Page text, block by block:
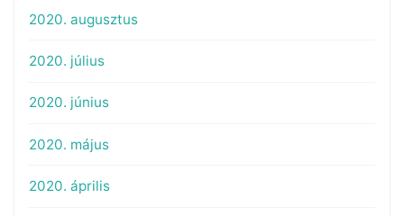
2020. augusztus
2020. július
2020. június
2020. május
2020. április